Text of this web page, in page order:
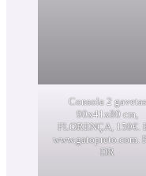
Consola 2 gavetas
90x41x80 cm,
FLORENÇA, 159€.
www.gatopreto.com.
DR